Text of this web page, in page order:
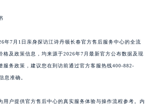
年7月1日亲身探访江诗丹顿长春官方售后服务中心的全流
格及政策信息，均来源于2026年7月最新官方公布数据及现
服务政策，建议您在到访前通过官方客服热线400-882-
息准确。
用户提供官方售后中心的真实服务体验与操作流程参考。内